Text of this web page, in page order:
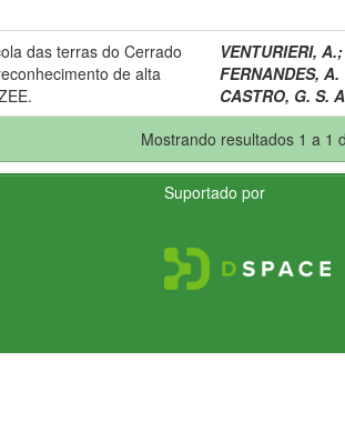
das terras do Cerrado
de alta
VENTURIERI, A.;
FERNANDES, A.
CASTRO, G. S.
Mostrando resultados 1 a 1
Suportado por